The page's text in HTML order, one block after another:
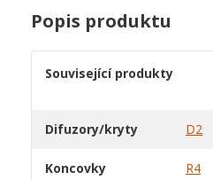
Popis produktu
Související produkty
Difuzory/kryty D2
Koncovky R4